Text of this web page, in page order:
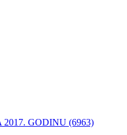
GODINU (6963)